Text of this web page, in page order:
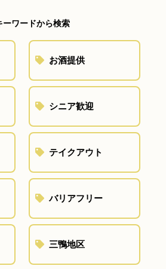
ーワードから検索
お酒提供
シニア歓迎
テイクアウト
バリアフリー
三鴨地区